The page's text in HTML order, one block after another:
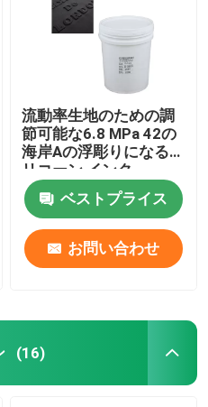
流動率生地のための調
節可能な6.8 MPa 42の
海岸Aの浮彫りになるシ
リコーン インク
ベストプライス
お問い合わせ
(16)